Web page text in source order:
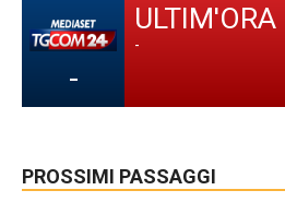
-
ULTIM'ORA
-
PROSSIMI PASSAGGI